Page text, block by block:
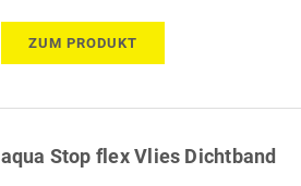
ZUM PRODUKT
aqua Stop flex Vlies Dichtband